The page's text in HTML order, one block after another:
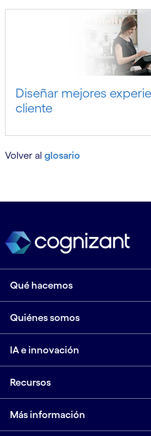
Diseñar mejores
cliente
Volver al glosario
Qué hacemos
Quiénes somos
IA e innovación
Recursos
Más información